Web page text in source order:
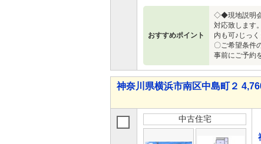
おすすめポイント
◇◆現地説明会
対応致します
内も可♪じっ
〇ご希望条件
事前にご予約
神奈川県横浜市南区中島町２
中古住宅